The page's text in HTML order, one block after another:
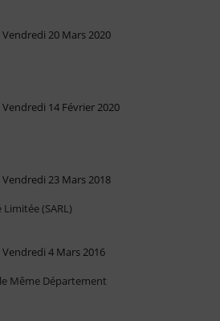
20 Mars 2020
14 Février 2020
23 Mars 2018
(SARL)
4 Mars 2016
Même Département